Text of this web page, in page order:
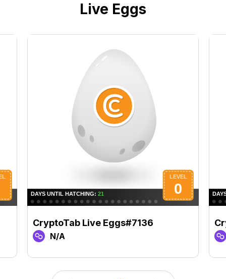
Live Eggs
CryptoTab Live Eggs#7136
N/A